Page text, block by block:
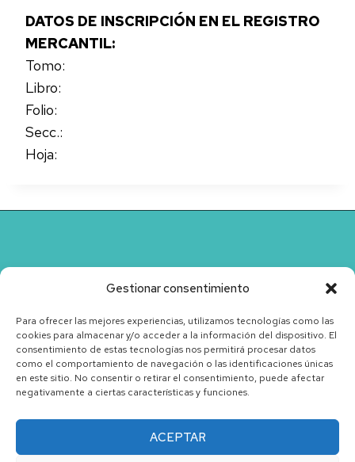
Gestionar consentimiento
Para ofrecer las mejores experiencias, utilizamos tecnologías como las
cookies para almacenar y/o acceder a la información del dispositivo. El
consentimiento de estas tecnologías nos permitirá procesar datos
como el comportamiento de navegación o las identificaciones únicas
en este sitio. No consentir o retirar el consentimiento, puede afectar
negativamente a ciertas características y funciones.
ACEPTAR
DATOS DE INSCRIPCIÓN EN EL REGISTRO
MERCANTIL:
Tomo:
Libro:
Folio:
Secc.:
Hoja: